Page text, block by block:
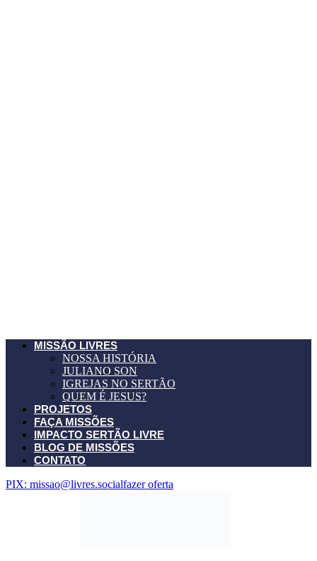
MISSÃO LIVRES
NOSSA HISTÓRIA
JULIANO SON
IGREJAS NO SERTÃO
QUEM É JESUS?
PROJETOS
FAÇA MISSÕES
IMPACTO SERTÃO LIVRE
BLOG DE MISSÕES
CONTATO
PIX: missao@livres.socialfazer oferta